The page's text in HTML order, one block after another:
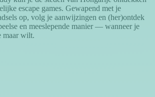
escape games. Gewapend met je
op, volg je aanwijzingen en (her)ontdek
en meeslepende manier — wanneer je
maar wilt.